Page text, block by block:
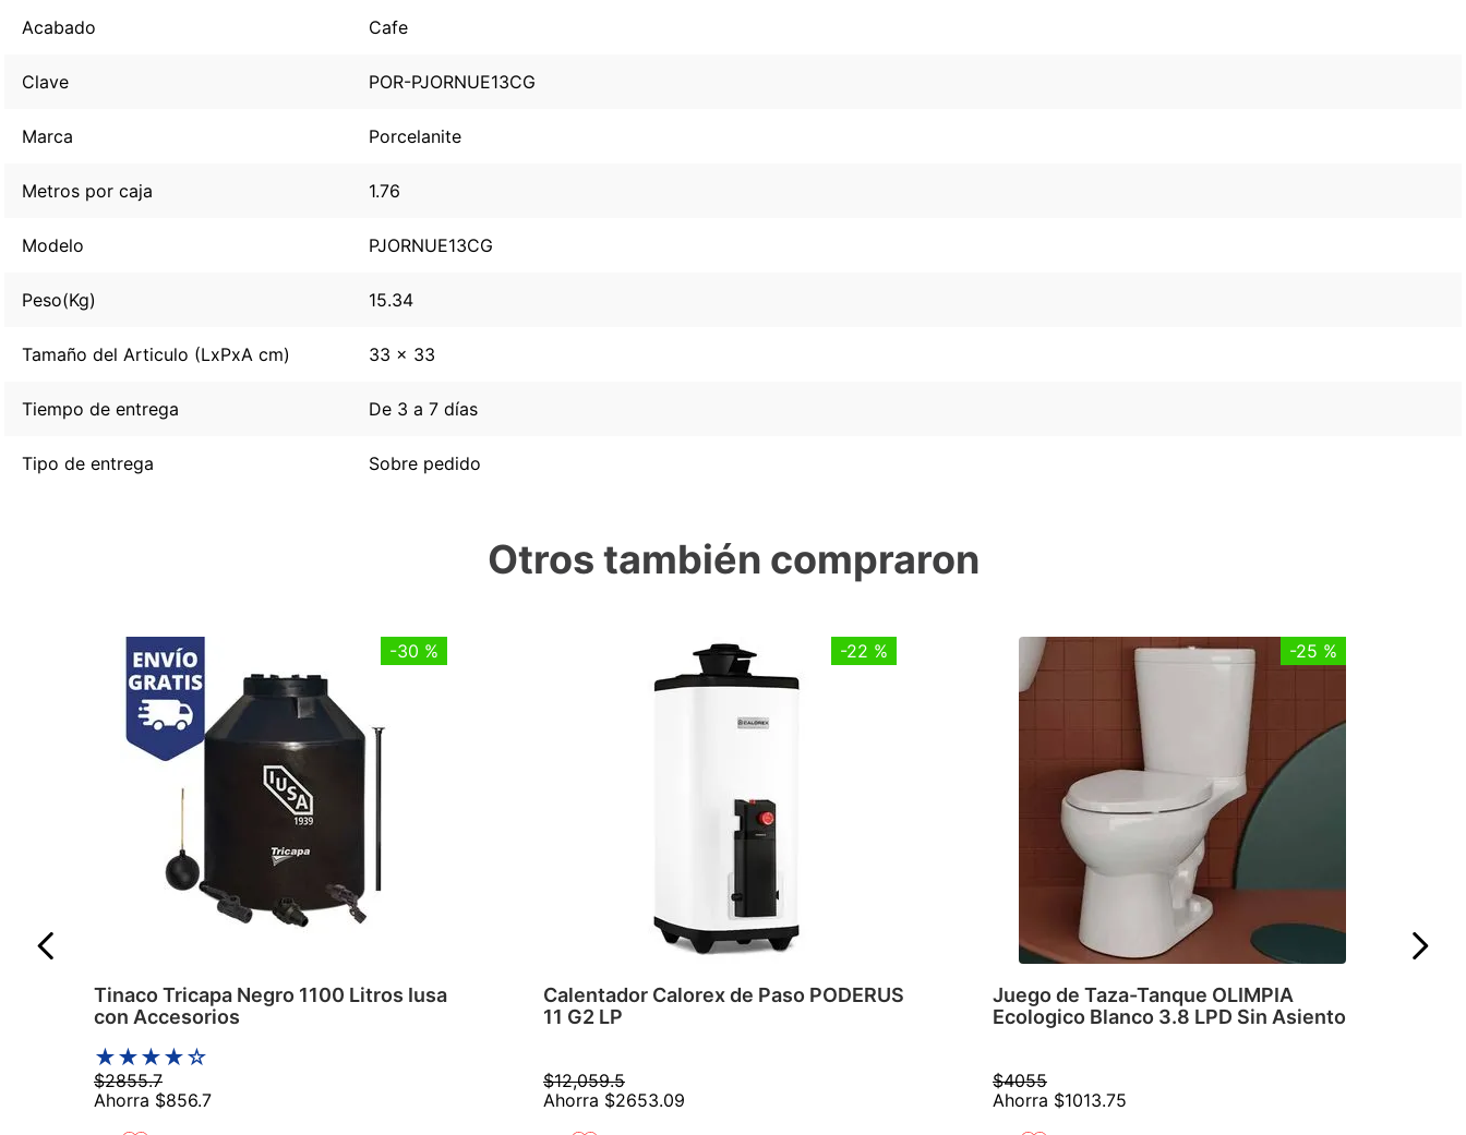
Acabado Cafe
Clave POR-PJORNUE13CG
Marca Porcelanite
Metros por caja 1.76
Modelo PJORNUE13CG
Peso(Kg) 15.34
Tamaño del Articulo (LxPxA cm) 33 x 33
Tiempo de entrega De 3 a 7 días
Tipo de entrega Sobre pedido
Otros también compraron
-30 %
Tinaco Tricapa Negro 1100 Litros Iusa
con Accesorios
★★★★☆
$2855.7
Ahorra $856.7
-22 %
Calentador Calorex de Paso PODERUS
11 G2 LP
$12,059.5
Ahorra $2653.09
-25 %
Juego de Taza-Tanque OLIMPIA
Ecologico Blanco 3.8 LPD Sin Asiento
$4055
Ahorra $1013.75